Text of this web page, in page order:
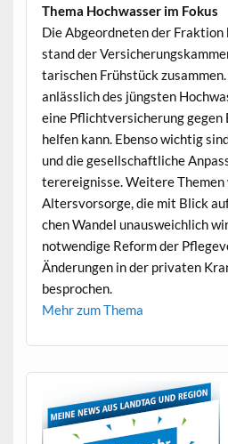
The­ma Hochwass­er im Fokus
Die Abge­ord­neten der
stand der
tarischen Früh­stück
anlässlich des jüng­sten
eine Pflichtver­sicherung gegen
helfen kann. Eben­so wichtig
und die gesellschaftliche
ter­ereignisse. Weit­ere
Altersvor­sorge, die mit Blick
chen Wan­del unauswe­ich­lich
notwendi­ge Reform der
Änderun­gen in der pri­vat­en
besprochen.
Mehr zum Thema